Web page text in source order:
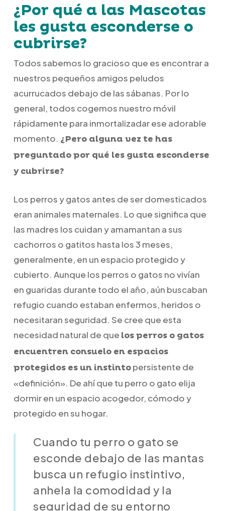
¿Por qué a las Mascotas
les gusta esconderse o
cubrirse?
Todos sabemos lo gracioso que es encontrar a
nuestros pequeños amigos peludos
acurrucados debajo de las sábanas. Por lo
general, todos cogemos nuestro móvil
rápidamente para inmortalizadar ese adorable
momento. ¿Pero alguna vez te has
preguntado por qué les gusta esconderse
y cubrirse?
Los perros y gatos antes de ser domesticados
eran animales maternales. Lo que significa que
las madres los cuidan y amamantan a sus
cachorros o gatitos hasta los 3 meses,
generalmente, en un espacio protegido y
cubierto. Aunque los perros o gatos no vivían
en guaridas durante todo el año, aún buscaban
refugio cuando estaban enfermos, heridos o
necesitaran seguridad. Se cree que esta
necesidad natural de que los perros o gatos
encuentren consuelo en espacios
protegidos es un instintopersistente de
«definición». De ahí que tu perro o gato elija
dormir en un espacio acogedor, cómodo y
protegido en su hogar.
Cuando tu perro o gato se
esconde debajo de las mantas
busca un refugio instintivo,
anhela la comodidad y la
seguridad de su entorno